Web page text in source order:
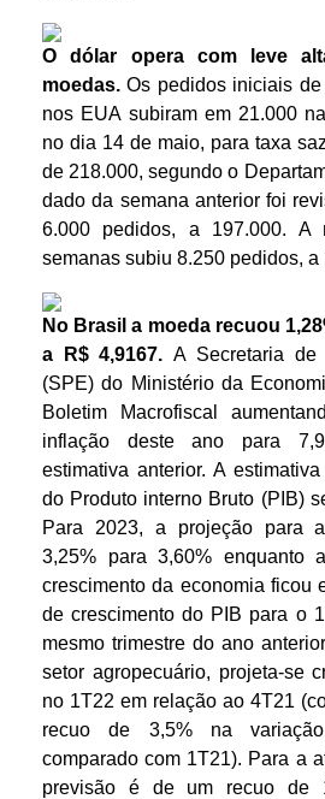
O dólar opera com leve
moedas. Os pedidos iniciais
nos EUA subiram em 21.000
no dia 14 de maio, para taxa
de 218.000, segundo o
dado da semana anterior foi
6.000 pedidos, a 197.000. A
semanas subiu 8.250 pedidos, a
No Brasil a moeda recuou
a R$ 4,9167.A Secretaria de
(SPE) do Ministério da
Boletim Macrofiscal
inflação deste ano para
estimativa anterior. A
do Produto interno Bruto (PIB)
Para 2023, a projeção para
3,25% para 3,60% enquanto
crescimento da economia ficou
de crescimento do PIB para o
mesmo trimestre do ano
setor agropecuário, projeta-se
no 1T22 em relação ao 4T21
recuo de 3,5% na
comparado com 1T21). Para a
previsão é de um recuo de